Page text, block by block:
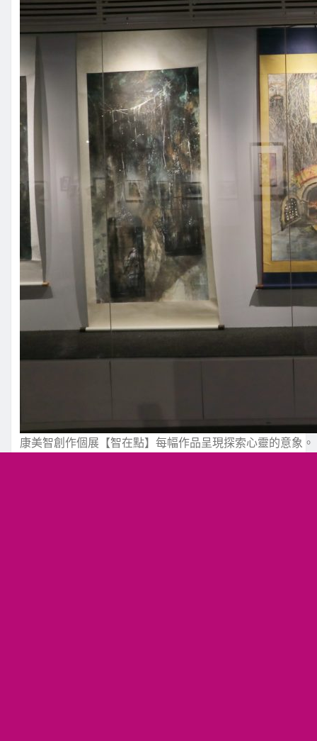
康美智創作個展【智在點】每幅作品呈現探索心靈的意象